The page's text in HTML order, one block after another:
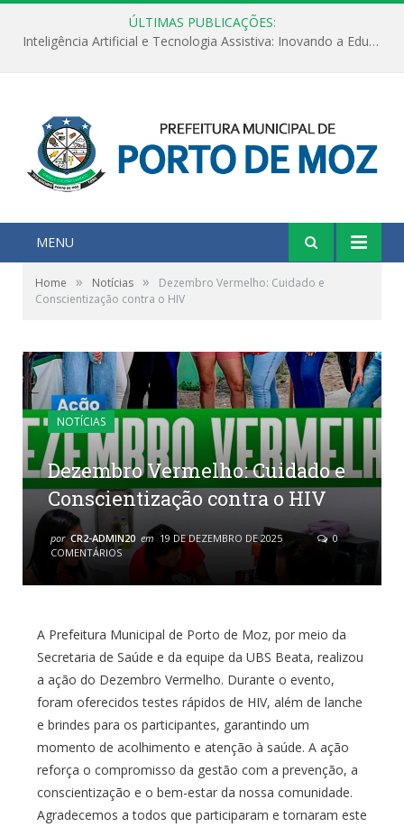
ÚLTIMAS PUBLICAÇÕES:
Inteligência Artificial e Tecnologia Assistiva: Inovando a Educação Especial e Inclusiva
MENU
Home » Notícias »
Dezembro Vermelho: Cuidado e
Conscientização contra o HIV
NOTÍCIAS
Dezembro Vermelho: Cuidado e
Conscientização contra o HIV
por CR2-ADMIN20 em 19 DE DEZEMBRO DE 2025
0
COMENTÁRIOS
A Prefeitura Municipal de Porto de Moz, por meio da
Secretaria de Saúde e da equipe da UBS Beata, realizou
a ação do Dezembro Vermelho. Durante o evento,
foram oferecidos testes rápidos de HIV, além de lanche
e brindes para os participantes, garantindo um
momento de acolhimento e atenção à saúde. A ação
reforça o compromisso da gestão com a prevenção, a
conscientização e o bem-estar da nossa comunidade.
Agradecemos a todos que participaram e tornaram este